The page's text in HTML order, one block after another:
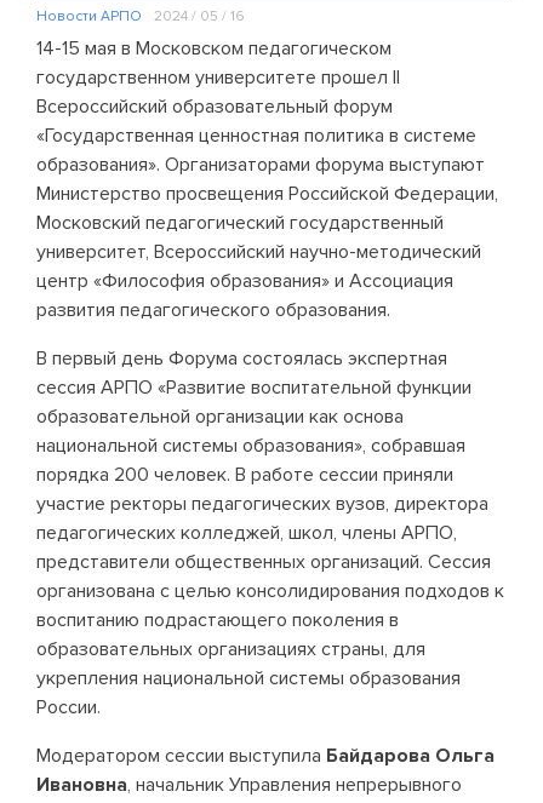
Новости АРПО 2024 / 05 / 16
14-15 мая в Московском педагогическом
государственном университете прошел II
Всероссийский образовательный форум
«Государственная ценностная политика в системе
образования». Организаторами форума выступают
Министерство просвещения Российской Федерации,
Московский педагогический государственный
университет, Всероссийский научно-методический
центр «Философия образования» и Ассоциация
развития педагогического образования.
В первый день Форума состоялась экспертная
сессия АРПО «Развитие воспитательной функции
образовательной организации как основа
национальной системы образования», собравшая
порядка 200 человек. В работе сессии приняли
участие ректоры педагогических вузов, директора
педагогических колледжей, школ, члены АРПО,
представители общественных организаций. Сессия
организована с целью консолидирования подходов к
воспитанию подрастающего поколения в
образовательных организациях страны, для
укрепления национальной системы образования
России.
Модератором сессии выступила Байдарова Ольга
Ивановна, начальник Управления непрерывного